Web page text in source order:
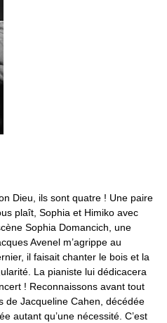
Dieu, ils sont quatre ! Une paire
plaît, Sophia et Himiko avec
Sophia Domancich, une
Avenel m’agrippe au
il faisait chanter le bois et la
La pianiste lui dédicacera
! Reconnaissons avant tout
de Jacqueline Cahen, décédée
autant qu’une nécessité. C’est